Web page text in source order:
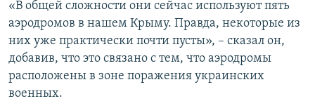
«В общей сложности они сейчас используют пять
аэродромов в нашем Крыму. Правда, некоторые из
них уже практически почти пусты», – сказал он,
добавив, что это связано с тем, что аэродромы
расположены в зоне поражения украинских
военных.